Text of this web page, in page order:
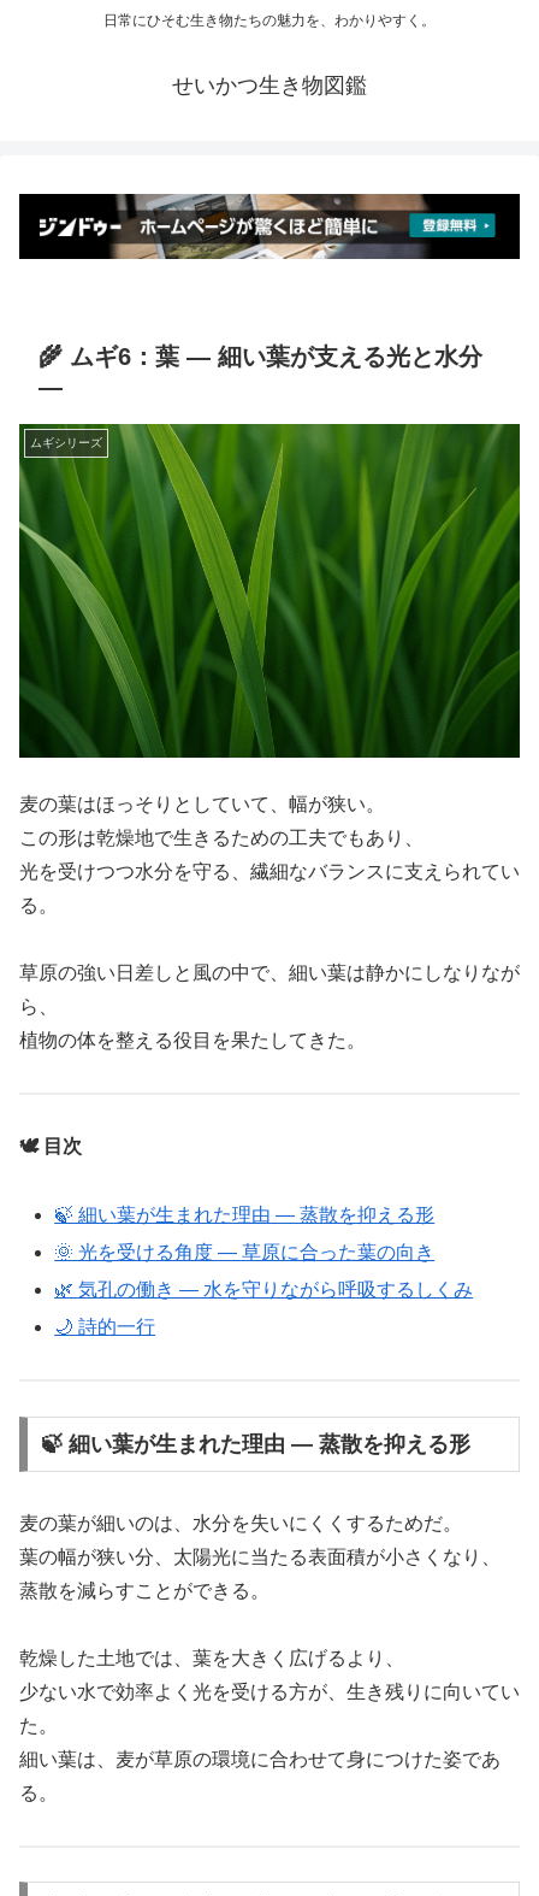
日常にひそむ生き物たちの魅力を、わかりやすく。
せいかつ生き物図鑑
🌾 ムギ6：葉 ― 細い葉が支える光と水分
―
ムギシリーズ
麦の葉はほっそりとしていて、幅が狭い。
この形は乾燥地で生きるための工夫でもあり、
光を受けつつ水分を守る、繊細なバランスに支えられてい
る。
草原の強い日差しと風の中で、細い葉は静かにしなりなが
ら、
植物の体を整える役目を果たしてきた。
🕊️ 目次
🍃 細い葉が生まれた理由 ― 蒸散を抑える形
🌞 光を受ける角度 ― 草原に合った葉の向き
🌿 気孔の働き ― 水を守りながら呼吸するしくみ
🌙 詩的一行
🍃 細い葉が生まれた理由 ― 蒸散を抑える形
麦の葉が細いのは、水分を失いにくくするためだ。
葉の幅が狭い分、太陽光に当たる表面積が小さくなり、
蒸散を減らすことができる。
乾燥した土地では、葉を大きく広げるより、
少ない水で効率よく光を受ける方が、生き残りに向いてい
た。
細い葉は、麦が草原の環境に合わせて身につけた姿であ
る。